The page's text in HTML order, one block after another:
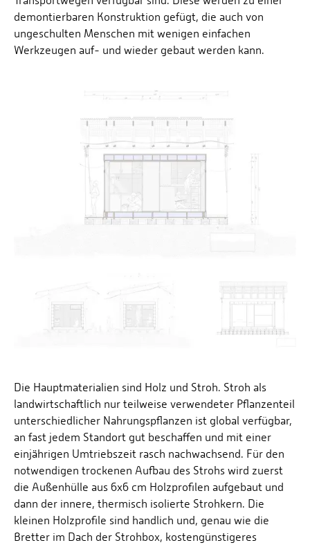
demontierbaren Konstruktion gefügt, die auch von
ungeschulten Menschen mit wenigen einfachen
Werkzeugen auf- und wieder gebaut werden kann.
Die Hauptmaterialien sind Holz und Stroh. Stroh als
landwirtschaftlich nur teilweise verwendeter Pflanzenteil
unterschiedlicher Nahrungspflanzen ist global verfügbar,
an fast jedem Standort gut beschaffen und mit einer
einjährigen Umtriebszeit rasch nachwachsend. Für den
notwendigen trockenen Aufbau des Strohs wird zuerst
die Außenhülle aus 6x6 cm Holzprofilen aufgebaut und
dann der innere, thermisch isolierte Strohkern. Die
kleinen Holzprofile sind handlich und, genau wie die
Bretter im Dach der Strohbox, kostengünstigeres